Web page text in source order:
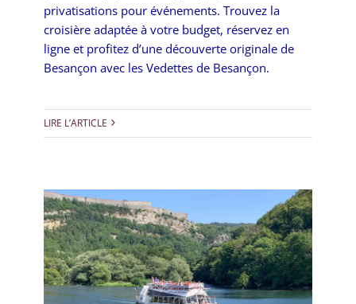
privatisations pour événements. Trouvez la
croisière adaptée à votre budget, réservez en
ligne et profitez d’une découverte originale de
Besançon avec les Vedettes de Besançon.
LIRE L’ARTICLE